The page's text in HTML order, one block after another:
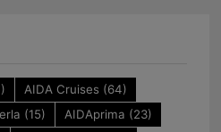
AIDA Cruises (64)
(15) AIDAprima (23)